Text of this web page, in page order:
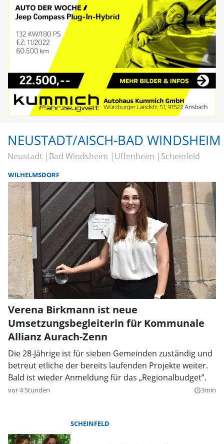
NEUSTADT/AISCH-BAD WINDSHEIM
Neustadt Bad Windsheim Uffenheim Scheinfeld
WILHELMSDORF
Verena Birkmann ist neue
Umsetzungsbegleiterin für Kommunale
Allianz Aurach-Zenn
Die 28-Jährige ist für sieben Gemeinden zuständig und
betreut etliche der bereits laufenden Projekte weiter.
Bald ist wieder Anmeldung für das „Regionalbudget”.
vor 4 Stunden query_builder3min
SCHEINFELD